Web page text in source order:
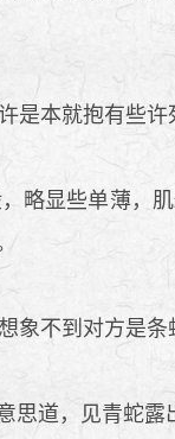
本就抱有些许
显些单薄，
不到对方是条
道，见青蛇